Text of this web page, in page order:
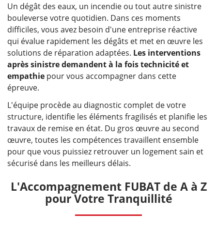
Un dégât des eaux, un incendie ou tout autre sinistre
bouleverse votre quotidien. Dans ces moments
difficiles, vous avez besoin d'une entreprise réactive
qui évalue rapidement les dégâts et met en œuvre les
solutions de réparation adaptées. Les interventions
après sinistre demandent à la fois technicité et
empathie pour vous accompagner dans cette
épreuve.
L'équipe procède au diagnostic complet de votre
structure, identifie les éléments fragilisés et planifie les
travaux de remise en état. Du gros œuvre au second
œuvre, toutes les compétences travaillent ensemble
pour que vous puissiez retrouver un logement sain et
sécurisé dans les meilleurs délais.
L'Accompagnement FUBAT de A à Z
pour Votre Tranquillité